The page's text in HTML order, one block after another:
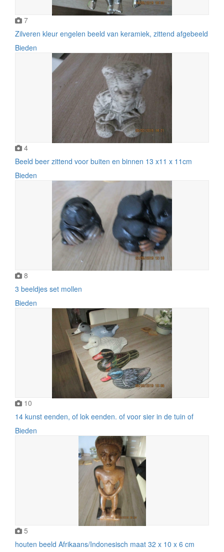
7
Zilveren kleur engelen beeld van keramiek, zittend afgebeeld
Bieden
4
Beeld beer zittend voor buiten en binnen 13 x11 x 11cm
Bieden
8
3 beeldjes set mollen
Bieden
10
14 kunst eenden, of lok eenden. of voor sier in de tuin of
Bieden
5
houten beeld Afrikaans/Indonesisch maat 32 x 10 x 6 cm